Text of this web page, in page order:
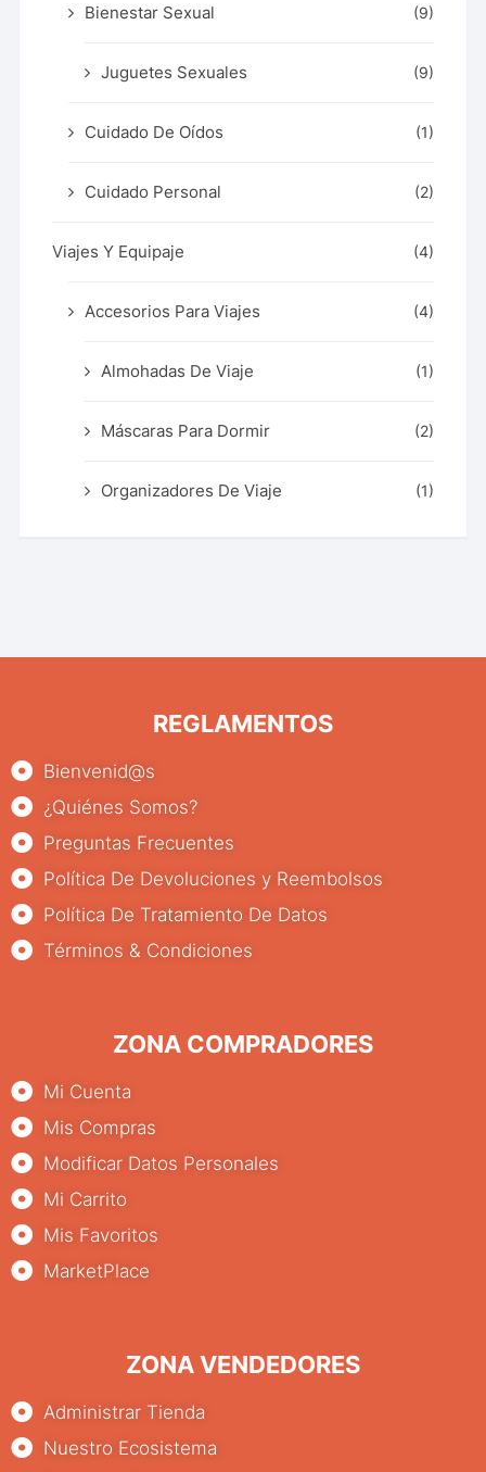
Bienestar Sexual (9)
Juguetes Sexuales (9)
Cuidado De Oídos (1)
Cuidado Personal (2)
Viajes Y Equipaje (4)
Accesorios Para Viajes (4)
Almohadas De Viaje (1)
Máscaras Para Dormir (2)
Organizadores De Viaje (1)
REGLAMENTOS
Bienvenid@s
¿Quiénes Somos?
Preguntas Frecuentes
Política De Devoluciones y Reembolsos
Política De Tratamiento De Datos
Términos & Condiciones
ZONA COMPRADORES
Mi Cuenta
Mis Compras
Modificar Datos Personales
Mi Carrito
Mis Favoritos
MarketPlace
ZONA VENDEDORES
Administrar Tienda
Nuestro Ecosistema